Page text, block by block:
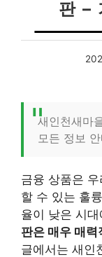
판 –
새인천새마
모든 정보 안
금융 상품은
할 수 있는 훌
율이 낮은 시대
판은 매우 매
글에서는 새인